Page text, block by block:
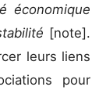
économique
[note].
leurs liens
pour